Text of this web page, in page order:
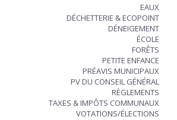
EAUX
DÉCHETTERIE & ECOPOINT
DÉNEIGEMENT
ÉCOLE
FORÊTS
PETITE ENFANCE
PRÉAVIS MUNICIPAUX
PV DU CONSEIL GÉNÉRAL
RÈGLEMENTS
TAXES & IMPÔTS COMMUNAUX
VOTATIONS/ÉLECTIONS